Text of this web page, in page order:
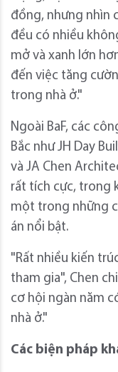
đồng, nhưng nhìn
đều có nhiều
mở và xanh lớn
đến việc tăng
trong nhà ở."
Ngoài BaF, các
Bắc như JH Day
và JA Chen
rất tích cực, trong
một trong những
án nổi bật.
"Rất nhiều kiến
tham gia", Chen
cơ hội ngàn năm
nhà ở."
Các biện pháp